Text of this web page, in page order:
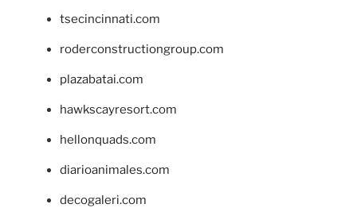
tsecincinnati.com
roderconstructiongroup.com
plazabatai.com
hawkscayresort.com
hellonquads.com
diarioanimales.com
decogaleri.com